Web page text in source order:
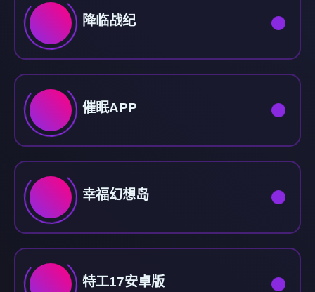
降临战纪
催眠APP
幸福幻想岛
特工17安卓版